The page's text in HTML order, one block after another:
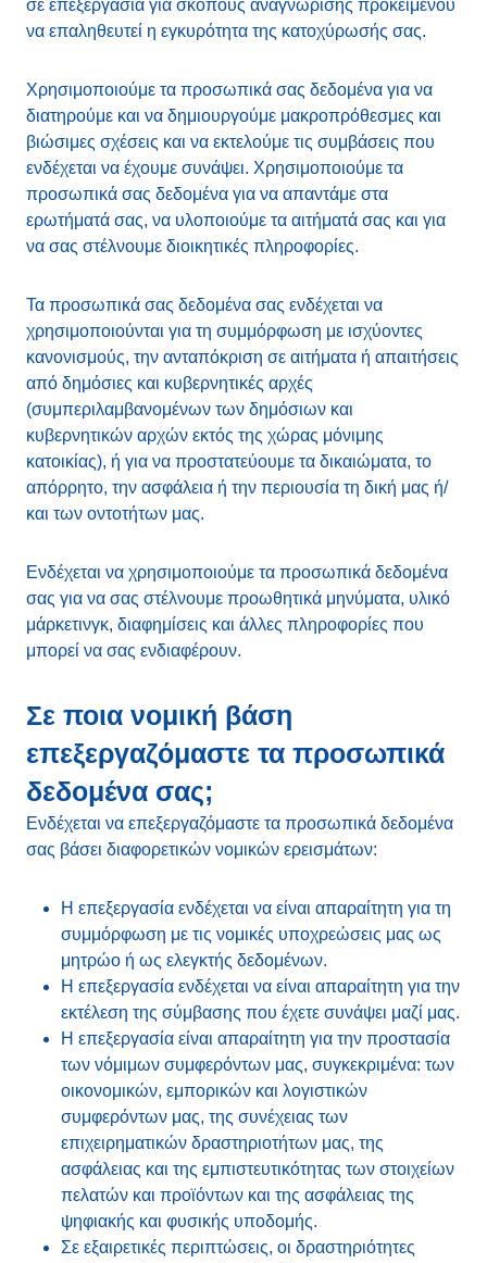
σε επεξεργασία για σκοπούς αναγνώρισης προκειμένου
να επαληθευτεί η εγκυρότητα της κατοχύρωσής σας.
Χρησιμοποιούμε τα προσωπικά σας δεδομένα για να
διατηρούμε και να δημιουργούμε μακροπρόθεσμες και
βιώσιμες σχέσεις και να εκτελούμε τις συμβάσεις που
ενδέχεται να έχουμε συνάψει. Χρησιμοποιούμε τα
προσωπικά σας δεδομένα για να απαντάμε στα
ερωτήματά σας, να υλοποιούμε τα αιτήματά σας και για
να σας στέλνουμε διοικητικές πληροφορίες.
Τα προσωπικά σας δεδομένα σας ενδέχεται να
χρησιμοποιούνται για τη συμμόρφωση με ισχύοντες
κανονισμούς, την ανταπόκριση σε αιτήματα ή απαιτήσεις
από δημόσιες και κυβερνητικές αρχές
(συμπεριλαμβανομένων των δημόσιων και
κυβερνητικών αρχών εκτός της χώρας μόνιμης
κατοικίας), ή για να προστατεύουμε τα δικαιώματα, το
απόρρητο, την ασφάλεια ή την περιουσία τη δική μας ή/
και των οντοτήτων μας.
Ενδέχεται να χρησιμοποιούμε τα προσωπικά δεδομένα
σας για να σας στέλνουμε προωθητικά μηνύματα, υλικό
μάρκετινγκ, διαφημίσεις και άλλες πληροφορίες που
μπορεί να σας ενδιαφέρουν.
Σε ποια νομική βάση
επεξεργαζόμαστε τα προσωπικά
δεδομένα σας;
Ενδέχεται να επεξεργαζόμαστε τα προσωπικά δεδομένα
σας βάσει διαφορετικών νομικών ερεισμάτων:
Η επεξεργασία ενδέχεται να είναι απαραίτητη για τη
συμμόρφωση με τις νομικές υποχρεώσεις μας ως
μητρώο ή ως ελεγκτής δεδομένων.
Η επεξεργασία ενδέχεται να είναι απαραίτητη για την
εκτέλεση της σύμβασης που έχετε συνάψει μαζί μας.
Η επεξεργασία είναι απαραίτητη για την προστασία
των νόμιμων συμφερόντων μας, συγκεκριμένα: των
οικονομικών, εμπορικών και λογιστικών
συμφερόντων μας, της συνέχειας των
επιχειρηματικών δραστηριοτήτων μας, της
ασφάλειας και της εμπιστευτικότητας των στοιχείων
πελατών και προϊόντων και της ασφάλειας της
ψηφιακής και φυσικής υποδομής.
Σε εξαιρετικές περιπτώσεις, οι δραστηριότητες